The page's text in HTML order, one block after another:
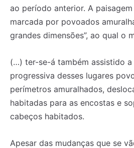
ao período anterior. A
marcada por povoados
grandes dimensões”, ao qual o
(…) ter-se-á também assistido a
progressiva desses lugares
perímetros amuralhados,
habitadas para as encostas e
cabeços habitados.
Apesar das mudanças que se